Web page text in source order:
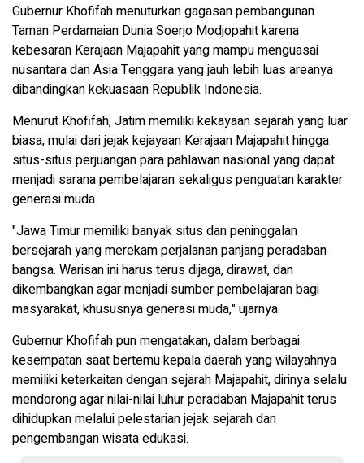
Gubernur Khofifah menuturkan gagasan pembangunan
Taman Perdamaian Dunia Soerjo Modjopahit karena
kebesaran Kerajaan Majapahit yang mampu menguasai
nusantara dan Asia Tenggara yang jauh lebih luas areanya
dibandingkan kekuasaan Republik Indonesia.
Menurut Khofifah, Jatim memiliki kekayaan sejarah yang luar
biasa, mulai dari jejak kejayaan Kerajaan Majapahit hingga
situs-situs perjuangan para pahlawan nasional yang dapat
menjadi sarana pembelajaran sekaligus penguatan karakter
generasi muda.
"Jawa Timur memiliki banyak situs dan peninggalan
bersejarah yang merekam perjalanan panjang peradaban
bangsa. Warisan ini harus terus dijaga, dirawat, dan
dikembangkan agar menjadi sumber pembelajaran bagi
masyarakat, khususnya generasi muda," ujarnya.
Gubernur Khofifah pun mengatakan, dalam berbagai
kesempatan saat bertemu kepala daerah yang wilayahnya
memiliki keterkaitan dengan sejarah Majapahit, dirinya selalu
mendorong agar nilai-nilai luhur peradaban Majapahit terus
dihidupkan melalui pelestarian jejak sejarah dan
pengembangan wisata edukasi.